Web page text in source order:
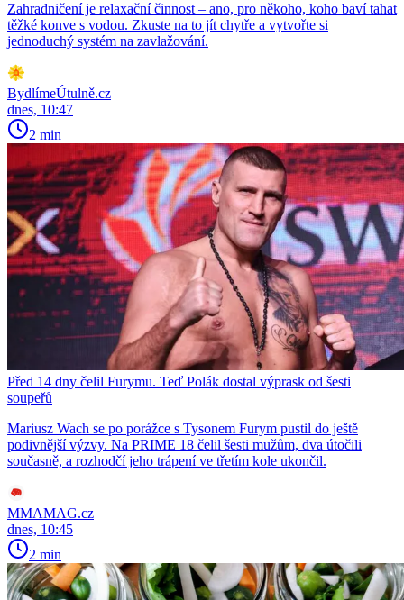
Zahradničení je relaxační činnost – ano, pro někoho, koho baví tahat
těžké konve s vodou. Zkuste na to jít chytře a vytvořte si
jednoduchý systém na zavlažování.
BydlímeÚtulně.cz
dnes, 10:47
2 min
Před 14 dny čelil Furymu. Teď Polák dostal výprask od šesti
soupeřů
Mariusz Wach se po porážce s Tysonem Furym pustil do ještě
podivnější výzvy. Na PRIME 18 čelil šesti mužům, dva útočili
současně, a rozhodčí jeho trápení ve třetím kole ukončil.
MMAMAG.cz
dnes, 10:45
2 min